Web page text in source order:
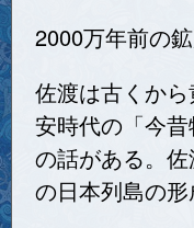
2000万年前の
佐渡は古くか
安時代の「今
の話がある。
の日本列島の形